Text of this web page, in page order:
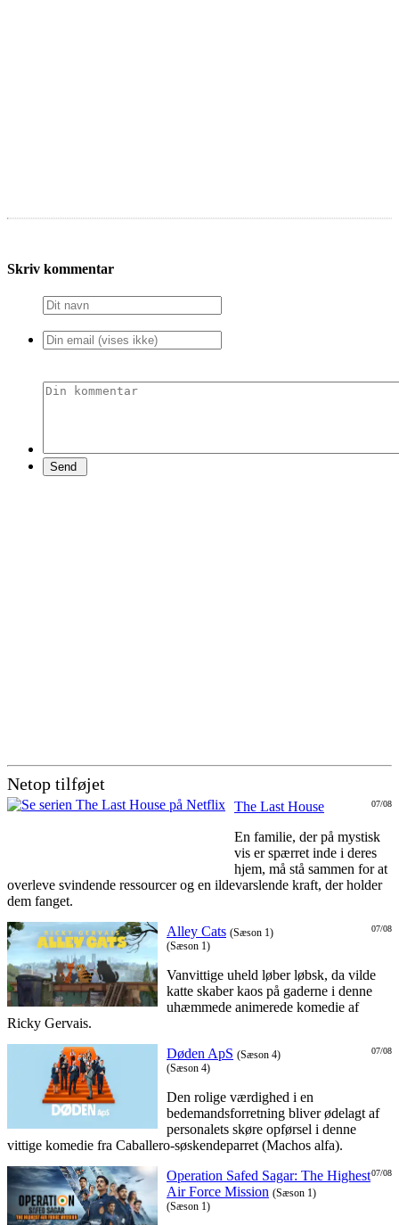
Skriv kommentar
Netop tilføjet
07/08
The Last House
En familie, der på mystisk
vis er spærret inde i deres
hjem, må stå sammen for at
overleve svindende ressourcer og en ildevarslende kraft, der holder
dem fanget.
07/08
Alley Cats (Sæson 1)
(Sæson 1)
Vanvittige uheld løber løbsk, da vilde
katte skaber kaos på gaderne i denne
uhæmmede animerede komedie af
Ricky Gervais.
07/08
Døden ApS (Sæson 4)
(Sæson 4)
Den rolige værdighed i en
bedemandsforretning bliver ødelagt af
personalets skøre opførsel i denne
vittige komedie fra Caballero-søskendeparret (Machos alfa).
07/08
Operation Safed Sagar: The Highest
Air Force Mission (Sæson 1)
(Sæson 1)